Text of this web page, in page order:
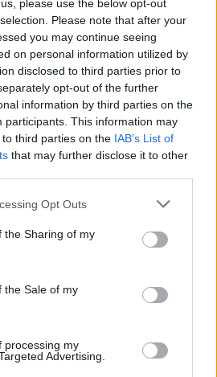
please use the below opt-out
Please note that after your
you may continue seeing
on personal information utilized by
disclosed to third parties prior to
opt-out of the further
information by third parties on the
participants. This information may
third parties on the IAB’s List of
that may further disclose it to other
app uses one or more Google
usage behaviour. You may click to
Google and its third-party tags to
specified purposes in below Google
Opt Outs
the Sharing of my
the Sale of my
processing my
Advertising.
πρώτα αυτή την κίνηση
μένει και ποιος φεύγει και
για όλους